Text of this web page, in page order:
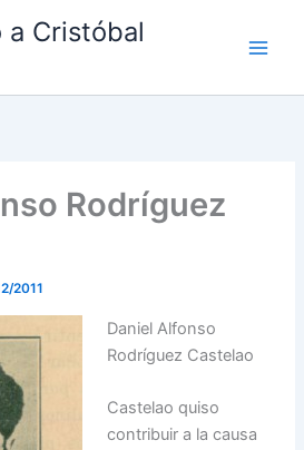
a Cristóbal
Rodríguez
2011
Daniel Alfonso
Rodríguez Castelao
Castelao quiso
contribuir a la causa